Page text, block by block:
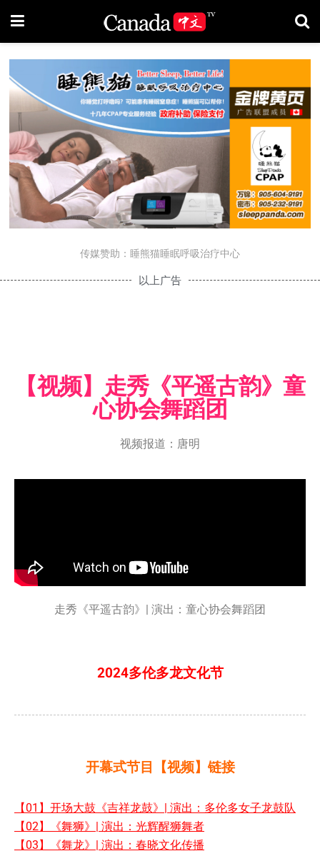
传媒赞助：睡熊猫睡眠呼吸治疗中心
以上广告
【视频】走秀《平遥古韵》童
心协会舞蹈团
视频报道：唐明
走秀《平遥古韵》| 演出：童心协会舞蹈团
2024多伦多龙文化节
开幕式节目【视频】链接
【01】开场大鼓《吉祥龙鼓》| 演出：多伦多女子龙鼓队
【02】《舞狮》| 演出：光辉醒狮舞者
【03】《舞龙》| 演出：春晓文化传播